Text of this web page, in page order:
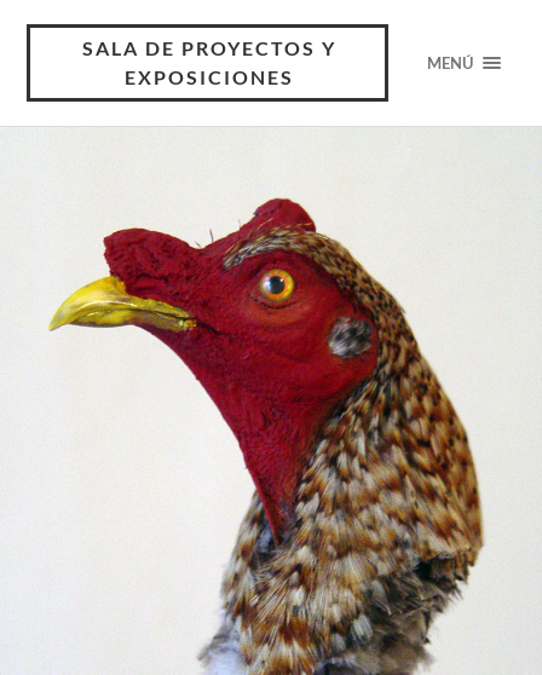
SALA DE PROYECTOS Y
EXPOSICIONES
MENÚ